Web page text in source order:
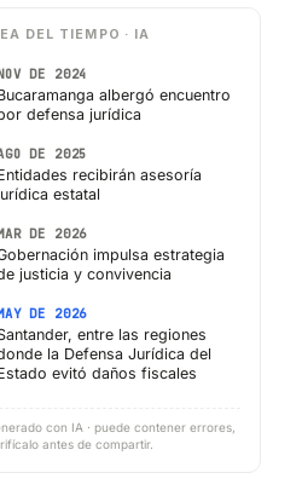
DEL TIEMPO · IA
DE 2024
albergó encuentro
defensa jurídica
DE 2025
recibirán asesoría
estatal
DE 2026
impulsa estrategia
justicia y convivencia
DE 2026
entre las regiones
la Defensa Jurídica del
evitó daños fiscales
con IA · puede contener errores,
antes de compartir.